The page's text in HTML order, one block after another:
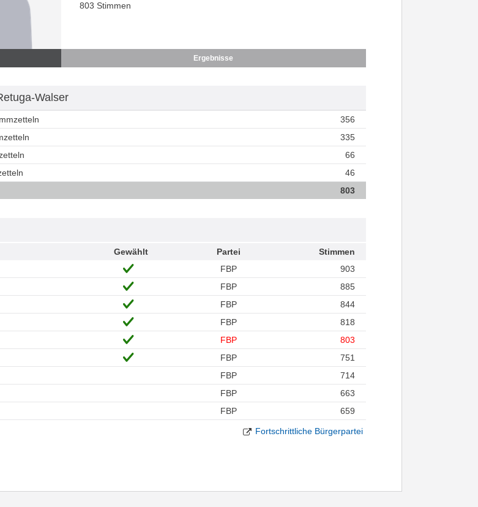
803 Stimmen
Ergebnisse
Walser
356
335
66
46
803
Gewählt Partei
Stimmen
FBP
903
FBP
885
FBP
844
FBP
818
FBP
803
FBP
751
FBP
714
FBP
663
FBP 659
Fortschrittliche Bürgerpartei